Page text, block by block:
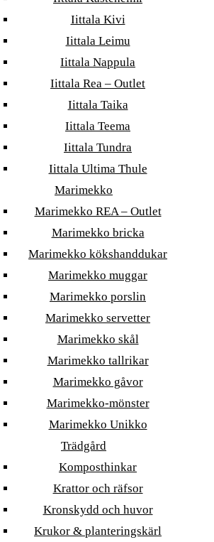
Iittala Kivi
Iittala Leimu
Iittala Nappula
Iittala Rea – Outlet
Iittala Taika
Iittala Teema
Iittala Tundra
Iittala Ultima Thule
Marimekko
Marimekko REA – Outlet
Marimekko bricka
Marimekko kökshanddukar
Marimekko muggar
Marimekko porslin
Marimekko servetter
Marimekko skål
Marimekko tallrikar
Marimekko gåvor
Marimekko-mönster
Marimekko Unikko
Trädgård
Komposthinkar
Krattor och räfsor
Kronskydd och huvor
Krukor & planteringskärl